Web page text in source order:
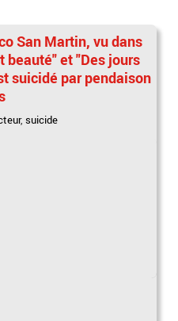
San Martin, vu dans
beauté" et "Des jours
suicidé par pendaison
,suicide